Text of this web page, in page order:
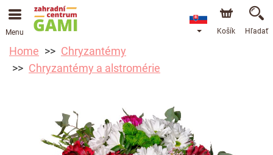
Menu Košík Hľadať
Home
Chryzantémy
Chryzantémy a alstromérie